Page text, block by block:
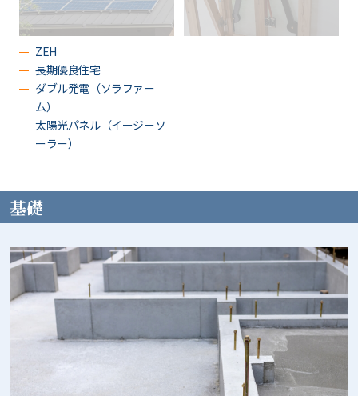
ZEH
長期優良住宅
ダブル発電（ソラファー
ム）
太陽光パネル（イージーソ
ーラー）
基礎